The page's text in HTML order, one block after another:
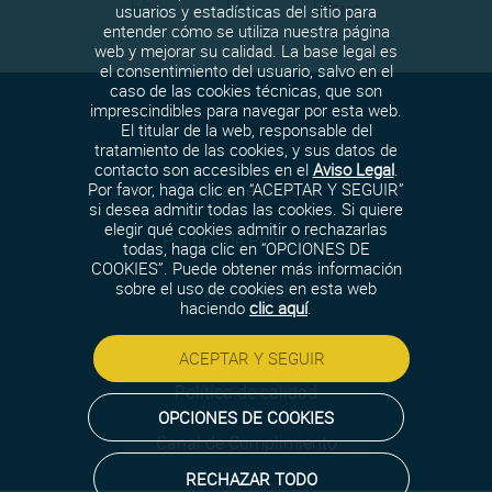
Política de cookies
Política de Privacidad
Aviso legal
Política de seguridad
Política de calidad
Canal de Cumplimiento
usuarios y estadísticas del sitio para
entender cómo se utiliza nuestra página
web y mejorar su calidad. La base legal es
el consentimiento del usuario, salvo en el
caso de las cookies técnicas, que son
imprescindibles para navegar por esta web.
El titular de la web, responsable del
tratamiento de las cookies, y sus datos de
contacto son accesibles en el Aviso Legal.
Por favor, haga clic en “ACEPTAR Y SEGUIR”
si desea admitir todas las cookies. Si quiere
elegir qué cookies admitir o rechazarlas
todas, haga clic en “OPCIONES DE
COOKIES”. Puede obtener más información
sobre el uso de cookies en esta web
haciendo clic aquí.
ACEPTAR Y SEGUIR
OPCIONES DE COOKIES
RECHAZAR TODO